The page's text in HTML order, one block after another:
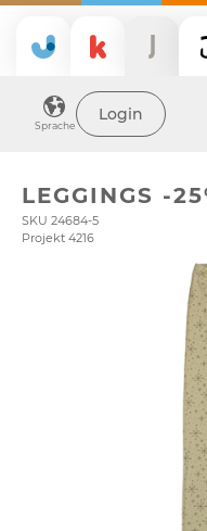
Sprache
Login
LEGGINGS -
SKU 24684-5
Projekt 4216